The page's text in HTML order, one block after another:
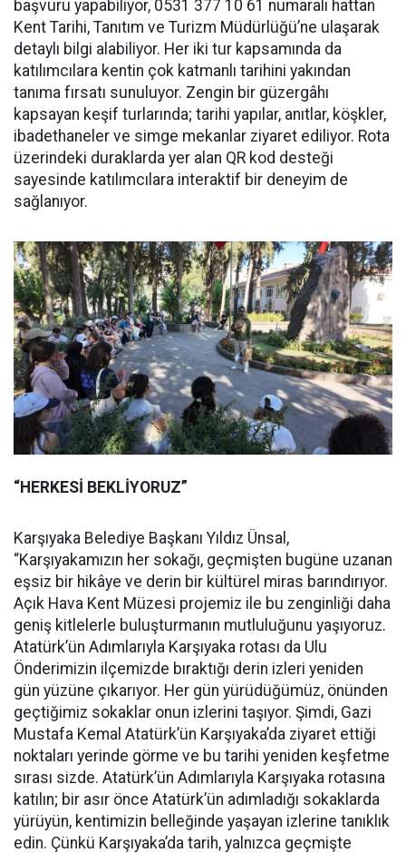
başvuru yapabiliyor, 0531 377 10 61 numaralı hattan
Kent Tarihi, Tanıtım ve Turizm Müdürlüğü’ne ulaşarak
detaylı bilgi alabiliyor. Her iki tur kapsamında da
katılımcılara kentin çok katmanlı tarihini yakından
tanıma fırsatı sunuluyor. Zengin bir güzergâhı
kapsayan keşif turlarında; tarihi yapılar, anıtlar, köşkler,
ibadethaneler ve simge mekanlar ziyaret ediliyor. Rota
üzerindeki duraklarda yer alan QR kod desteği
sayesinde katılımcılara interaktif bir deneyim de
sağlanıyor.
“HERKESİ BEKLİYORUZ”
Karşıyaka Belediye Başkanı Yıldız Ünsal,
“Karşıyakamızın her sokağı, geçmişten bugüne uzanan
eşsiz bir hikâye ve derin bir kültürel miras barındırıyor.
Açık Hava Kent Müzesi projemiz ile bu zenginliği daha
geniş kitlelerle buluşturmanın mutluluğunu yaşıyoruz.
Atatürk’ün Adımlarıyla Karşıyaka rotası da Ulu
Önderimizin ilçemizde bıraktığı derin izleri yeniden
gün yüzüne çıkarıyor. Her gün yürüdüğümüz, önünden
geçtiğimiz sokaklar onun izlerini taşıyor. Şimdi, Gazi
Mustafa Kemal Atatürk’ün Karşıyaka’da ziyaret ettiği
noktaları yerinde görme ve bu tarihi yeniden keşfetme
sırası sizde. Atatürk’ün Adımlarıyla Karşıyaka rotasına
katılın; bir asır önce Atatürk’ün adımladığı sokaklarda
yürüyün, kentimizin belleğinde yaşayan izlerine tanıklık
edin. Çünkü Karşıyaka’da tarih, yalnızca geçmişte